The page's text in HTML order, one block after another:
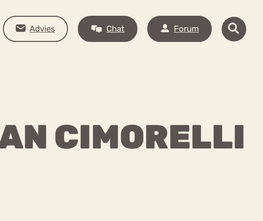
Advies Chat Forum
CIMORELLI